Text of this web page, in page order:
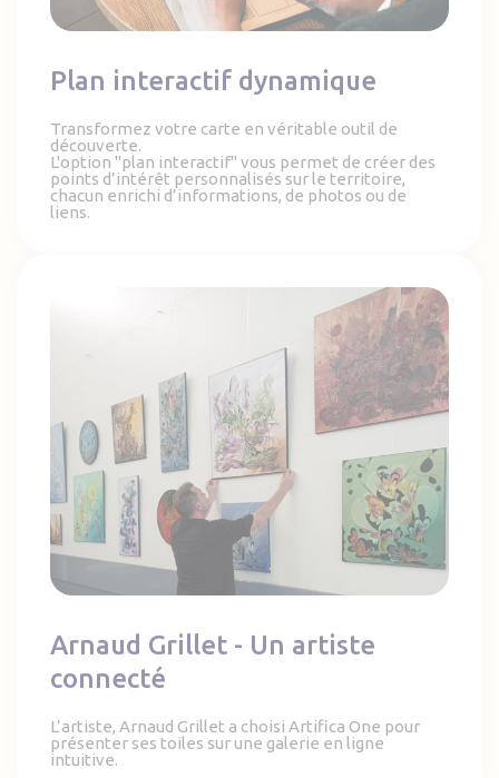
Plan interactif dynamique
Transformez votre carte en véritable outil de
découverte.
L'option "plan interactif" vous permet de créer des
points d’intérêt personnalisés sur le territoire,
chacun enrichi d’informations, de photos ou de
liens.
Arnaud Grillet - Un artiste connecté
Arnaud Grillet - Un artiste
connecté
L’artiste, Arnaud Grillet a choisi Artifica One pour
présenter ses toiles sur une galerie en ligne
intuitive.